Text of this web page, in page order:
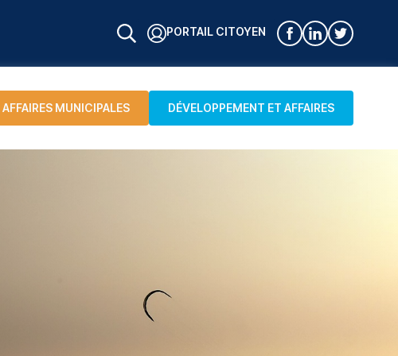
PORTAIL CITOYEN
AFFAIRES MUNICIPALES DÉVELOPPEMENT ET AFFAIRES